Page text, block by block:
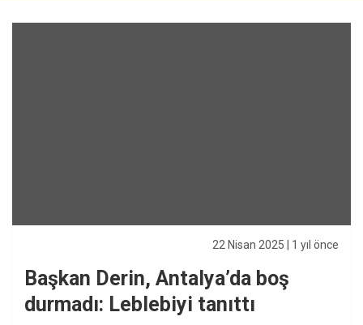
22 Nisan 2025 | 1 yıl önce
Başkan Derin, Antalya’da boş
durmadı: Leblebiyi tanıttı